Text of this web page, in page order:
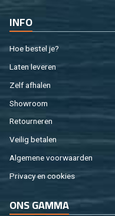
INFO
Hoe be­stel je?
Laten le­ve­ren
Zelf af­ha­len
Show­room
Re­tour­ne­ren
Vei­lig be­ta­len
Al­ge­me­ne voor­waar­den
Pri­va­cy en coo­kies
ONS GAMMA